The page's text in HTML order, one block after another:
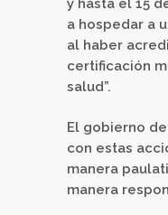
y hasta el 15
a hospedar a
al haber
certificación
salud”.
El gobierno
con estas
manera
manera